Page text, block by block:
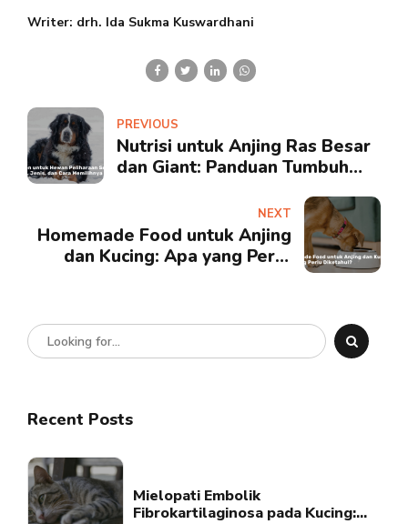
Writer: drh. Ida Sukma Kuswardhani
PREVIOUS
Nutrisi untuk Anjing Ras Besar
dan Giant: Panduan Tumbuh
NEXT
Homemade Food untuk Anjing
dan Kucing: Apa yang Perlu
Recent Posts
Mielopati Embolik
Fibrokartilaginosa pada Kucing: